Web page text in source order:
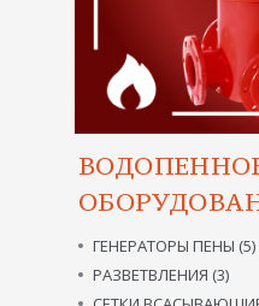
ГЕНЕРАТОРЫ ПЕНЫ (5)
РАЗВЕТВЛЕНИЯ (3)